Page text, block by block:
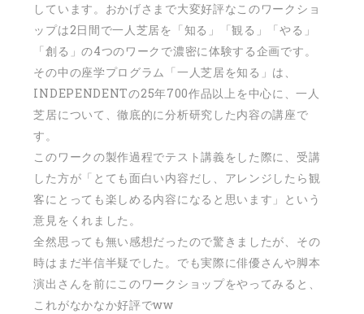
しています。おかげさまで大変好評なこのワークショ
ップは2日間で一人芝居を「知る」「観る」「やる」
「創る」の4つのワークで濃密に体験する企画です。
その中の座学プログラム「一人芝居を知る」は、
INDEPENDENTの25年700作品以上を中心に、一人
芝居について、徹底的に分析研究した内容の講座で
す。
このワークの製作過程でテスト講義をした際に、受講
した方が「とても面白い内容だし、アレンジしたら観
客にとっても楽しめる内容になると思います」という
意見をくれました。
全然思っても無い感想だったので驚きましたが、その
時はまだ半信半疑でした。でも実際に俳優さんや脚本
演出さんを前にこのワークショップをやってみると、
これがなかなか好評でww